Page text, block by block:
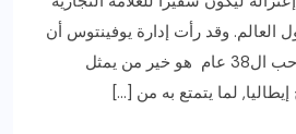
العالم. وقد رأت إدارة يوفينتوس أن
النجم الإيطالي صاحب ال38 عام هو خير من يمثل
لما يتمتع به من […]